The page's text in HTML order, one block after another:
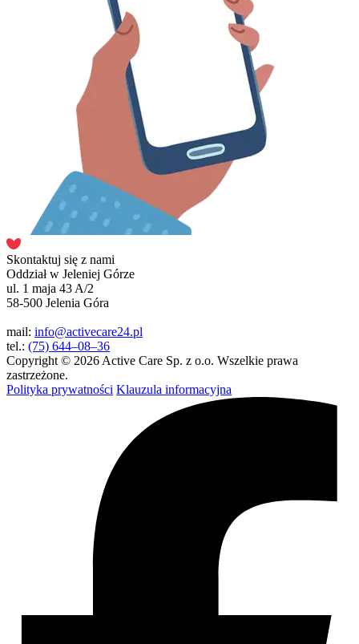
Skontaktuj się z nami
Oddział w Jeleniej Górze
ul. 1 maja 43 A/2
58-500 Jelenia Góra
mail: info@activecare24.pl
tel.: (75) 644–08–36
Copyright © 2026 Active Care Sp. z o.o. Wszelkie prawa
zastrzeżone.
Polityka prywatności Klauzula informacyjna